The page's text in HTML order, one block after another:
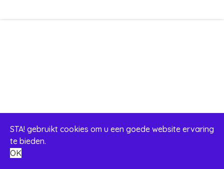
STA! gebruikt cookies om u een goede website ervaring
te bieden.
OK